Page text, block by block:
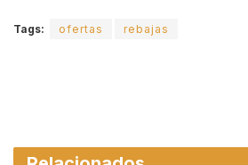
Tags: ofertas rebajas